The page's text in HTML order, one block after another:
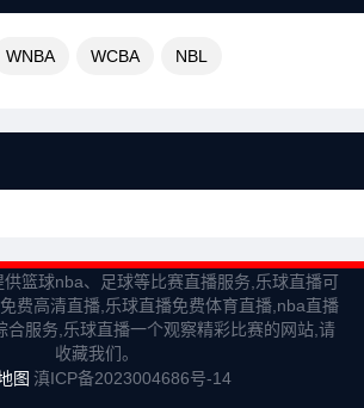
WNBA WCBA NBL
篮球nba、足球等比赛直播服务,乐球直播可
费高清直播,乐球直播免费体育直播,nba直播
合服务,乐球直播一个观察精彩比赛的网站,请
收藏我们。
图 滇ICP备2023004686号-14